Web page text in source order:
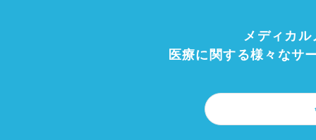
メディカ
医療に関する様々なサ